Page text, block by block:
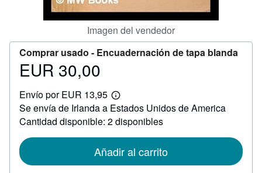
Imagen del vendedor
Comprar usado - Encuadernación de tapa blanda
Precio
30,00
EUR 30,00
Envío por EUR 13,95
Más
información
sobre
las
envío
Se envía de Irlanda a Estados Unidos de America
Cantidad disponible: 2 disponibles
Añadir al carrito